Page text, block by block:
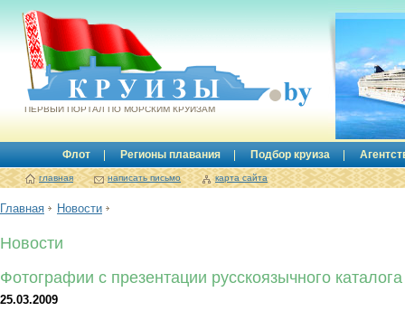
Круизы.by
ПЕРВЫЙ ПОРТАЛ ПО МОРСКИМ КРУИЗАМ
Флот Регионы плавания Подбор круиза
главная написать письмо карта сайта
Главная Новости
Новости
Фотографии с презентации русскоязычного
25.03.2009